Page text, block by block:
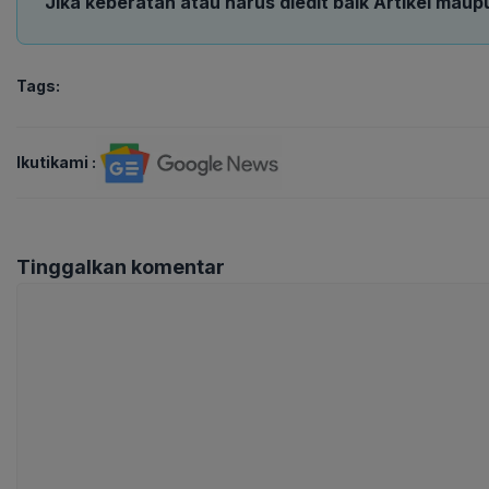
Tags:
Ikutikami :
Tinggalkan komentar